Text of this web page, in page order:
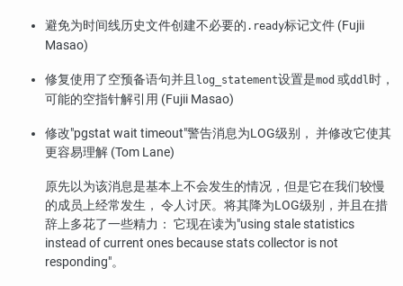
避免为时间线历史文件创建不必要的 .ready标记文件 (Fujii
Masao)
修复使用了空预备语句并且 log_statement设置是mod 或ddl时，
可能的空指针解引用 (Fujii Masao)
修改"pgstat wait timeout"警告消息为LOG级别， 并修改它使其
更容易理解 (Tom Lane)
原先以为该消息是基本上不会发生的情况，但是它在我们较慢
的成员上经常发生， 令人讨厌。将其降为LOG级别，并且在措
辞上多花了一些精力： 它现在读为"using stale statistics
instead of current ones because stats collector is not
responding"。